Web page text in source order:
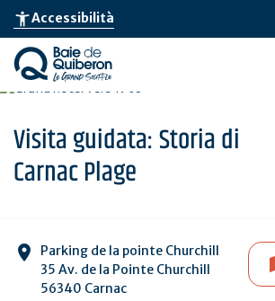
Skip
main
content
accessibility_newAccessibilità
Visita guidata: Storia di
Carnac Plage
Parking de la pointe Churchill
35 Av. de la Pointe Churchill
56340 Carnac